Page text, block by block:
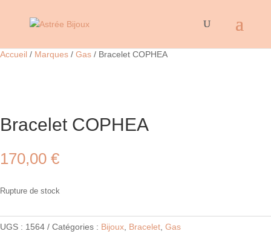
Accueil / Marques / Gas / Bracelet COPHEA
Bracelet COPHEA
170,00 €
Rupture de stock
UGS : 1564 Catégories : Bijoux Bracelet Gas